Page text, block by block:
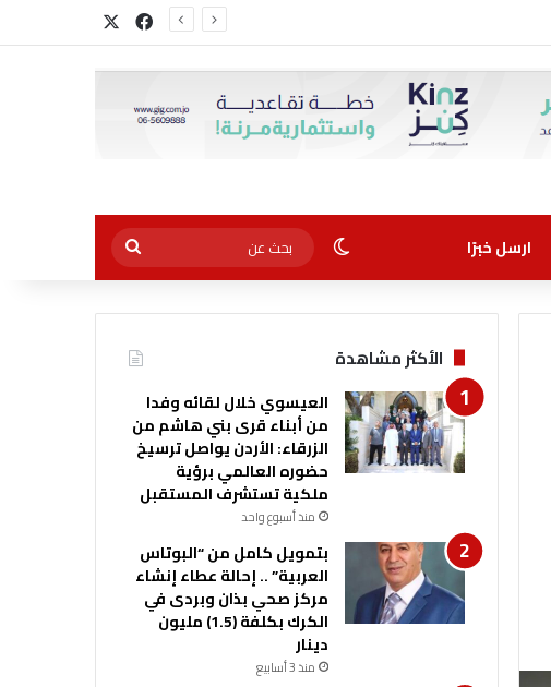
فيسبوك
ارسل خبرًا الوضع المظلم
بحث
عن
الأكثر مشاهدة
العيسوي خلال لقائه وفدا
من أبناء قرى بني هاشم من
الزرقاء: الأردن يواصل ترسيخ
حضوره العالمي برؤية
ملكية تستشرف المستقبل
منذ أسبوع واحد
بتمويل كامل من “البوتاس
العربية” .. إحالة عطاء إنشاء
مركز صحي بذان وبردى في
الكرك بكلفة (1.5) مليون
دينار
منذ 3 أسابيع